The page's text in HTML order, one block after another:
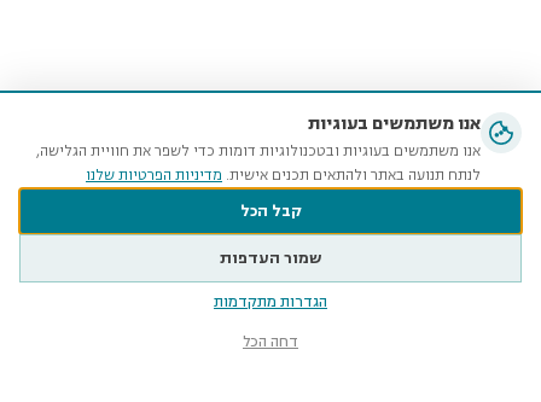
אנו משתמשים בעוגיות
אנו משתמשים בעוגיות ובטכנולוגיות דומות כדי לשפר את חוויית הגלישה,
לנתח תנועה באתר ולהתאים תכנים אישית. מדיניות הפרטיות שלנו
קבל הכל
שמור העדפות
הגדרות מתקדמות
דחה הכל